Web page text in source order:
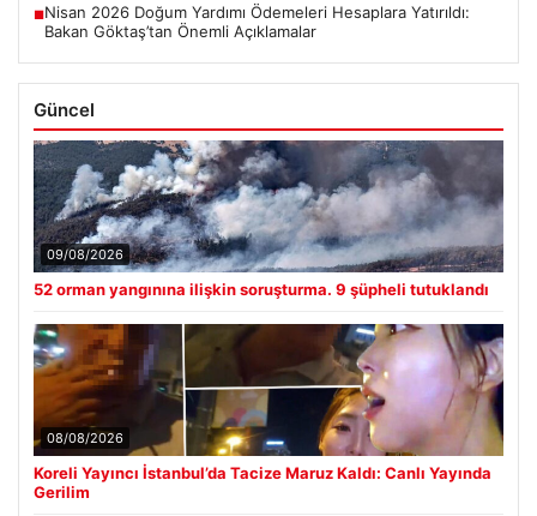
■Nisan 2026 Doğum Yardımı Ödemeleri Hesaplara Yatırıldı:
Bakan Göktaş’tan Önemli Açıklamalar
Güncel
09/08/2026
52 orman yangınına ilişkin soruşturma. 9 şüpheli tutuklandı
08/08/2026
Koreli Yayıncı İstanbul’da Tacize Maruz Kaldı: Canlı Yayında
Gerilim